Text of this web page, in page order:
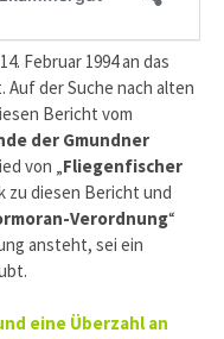
Februar 1994 an das
Auf der Suche nach alten
Bericht vom
der Gmundner
von „ Fliegenfischer
zu diesen Bericht und
Verordnung“
ansteht, sei ein
eine Überzahl an